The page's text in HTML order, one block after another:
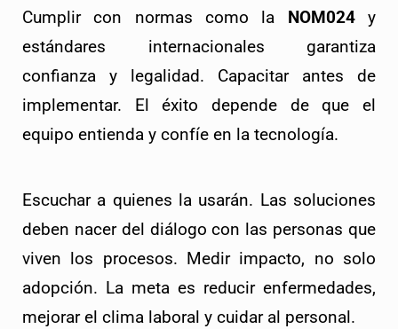
Cumplir con normas como la NOM024 y
estándares internacionales garantiza
confianza y legalidad. Capacitar antes de
implementar. El éxito depende de que el
equipo entienda y confíe en la tecnología.
Escuchar a quienes la usarán. Las soluciones
deben nacer del diálogo con las personas que
viven los procesos. Medir impacto, no solo
adopción. La meta es reducir enfermedades,
mejorar el clima laboral y cuidar al personal.